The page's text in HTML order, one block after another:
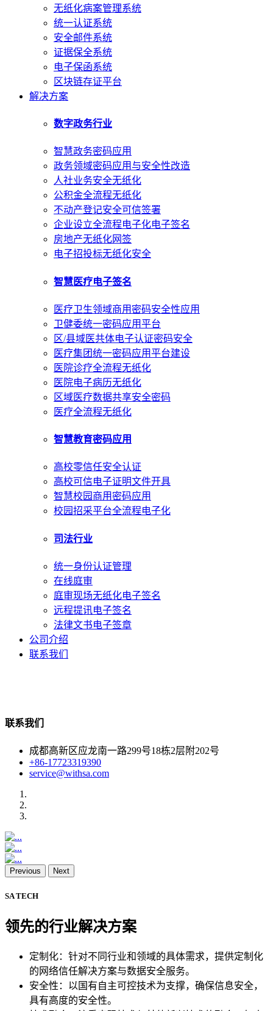
无纸化病案管理系统
统一认证系统
安全邮件系统
证据保全系统
电子保函系统
区块链存证平台
解决方案
数字政务行业
智慧政务密码应用
政务领域密码应用与安全性改造
人社业务安全无纸化
公积金全流程无纸化
不动产登记安全可信签署
企业设立全流程电子化电子签名
房地产无纸化网签
电子招投标无纸化安全
智慧医疗电子签名
医疗卫生领域商用密码安全性应用
卫健委统一密码应用平台
区/县域医共体电子认证密码安全
医疗集团统一密码应用平台建设
医院诊疗全流程无纸化
医院电子病历无纸化
区域医疗数据共享安全密码
医疗全流程无纸化
智慧教育密码应用
高校零信任安全认证
高校可信电子证明文件开具
智慧校园商用密码应用
校园招采平台全流程电子化
司法行业
统一身份认证管理
在线庭审
庭审现场无纸化电子签名
远程提讯电子签名
法律文书电子签章
公司介绍
联系我们
联系我们
成都高新区应龙南一路299号18栋2层附202号
+86-17723319390
service@withsa.com
Previous Next
SA TECH
领先的行业解决方案
定制化：针对不同行业和领域的具体需求，提供定制化
的网络信任解决方案与数据安全服务。
安全性：以国有自主可控技术为支撑，确保信息安全，
具有高度的安全性。